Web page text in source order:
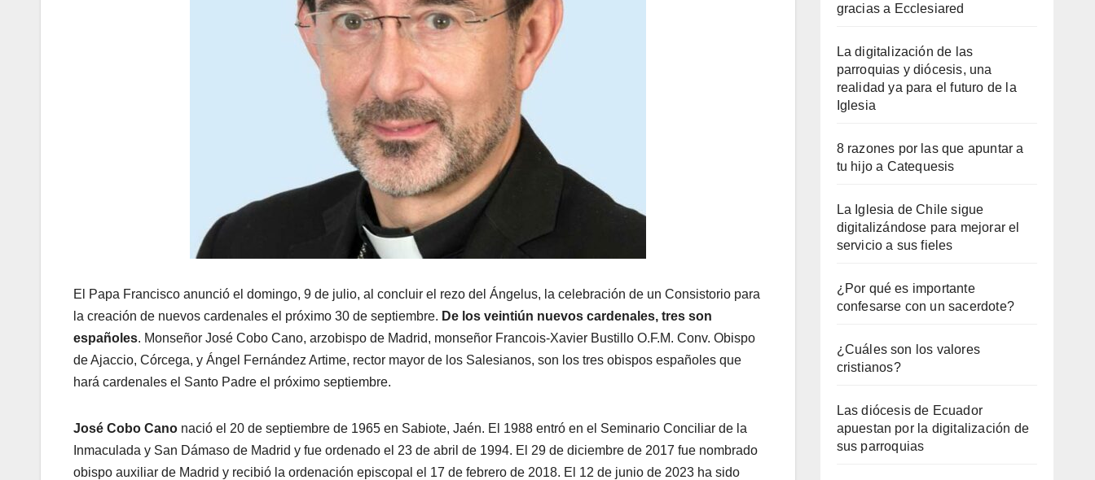
El Papa Francisco anunció el domingo, 9 de julio, al concluir el rezo del Ángelus, la celebración de un Consistorio para
la creación de nuevos cardenales el próximo 30 de septiembre. De los veintiún nuevos cardenales, tres son
españoles. Monseñor José Cobo Cano, arzobispo de Madrid, monseñor Francois-Xavier Bustillo O.F.M. Conv. Obispo
de Ajaccio, Córcega, y Ángel Fernández Artime, rector mayor de los Salesianos, son los tres obispos españoles que
hará cardenales el Santo Padre el próximo septiembre.
José Cobo Cano nació el 20 de septiembre de 1965 en Sabiote, Jaén. El 1988 entró en el Seminario Conciliar de la
Inmaculada y San Dámaso de Madrid y fue ordenado el 23 de abril de 1994. El 29 de diciembre de 2017 fue nombrado
obispo auxiliar de Madrid y recibió la ordenación episcopal el 17 de febrero de 2018. El 12 de junio de 2023 ha sido
gracias a Ecclesiared
La digitalización de las
parroquias y diócesis, una
realidad ya para el futuro de la
Iglesia
8 razones por las que apuntar a
tu hijo a Catequesis
La Iglesia de Chile sigue
digitalizándose para mejorar el
servicio a sus fieles
¿Por qué es importante
confesarse con un sacerdote?
¿Cuáles son los valores
cristianos?
Las diócesis de Ecuador
apuestan por la digitalización de
sus parroquias